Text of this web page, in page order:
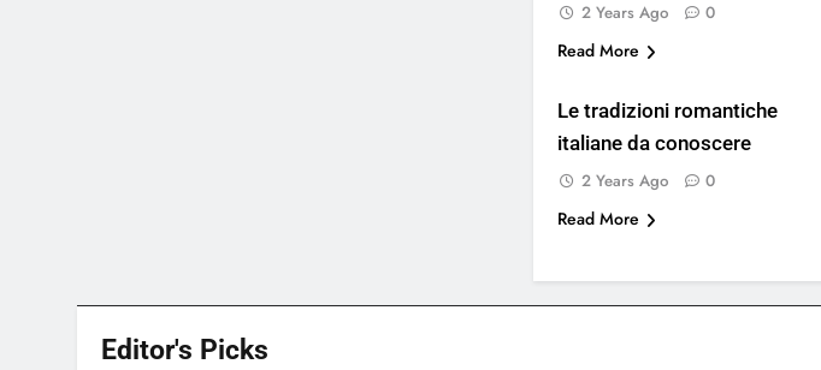
2 Years Ago
0
Read More
Le tradizioni romantiche
italiane da conoscere
2 Years Ago
0
Read More
Editor's Picks